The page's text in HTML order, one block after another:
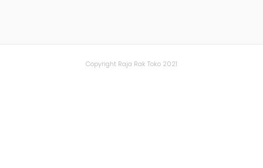
Copyright Raja Rak Toko 2021